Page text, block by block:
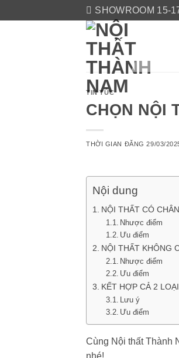
to
SHOWROOM 15-
TIN TỨC
CHỌN NỘI
THỜI GIAN ĐĂNG29/03/
Nội dung
NỘI THẤT CÓ CHÂN
Nhược điểm
Ưu điểm
NỘI THẤT KHÔNG
Nhược điểm
Ưu điểm
KẾT HỢP CẢ 2 LOẠI
Lưu ý
Ưu điểm
Cùng Nội thất Thành
nhé!